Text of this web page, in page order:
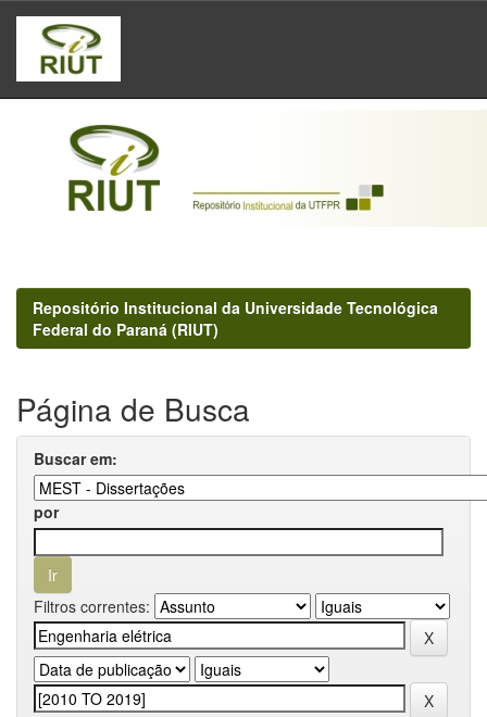
Skip
navigation
Repositório Institucional da Universidade Tecnológica
Federal do Paraná (RIUT)
Página de Busca
Buscar em:
por
Filtros correntes: